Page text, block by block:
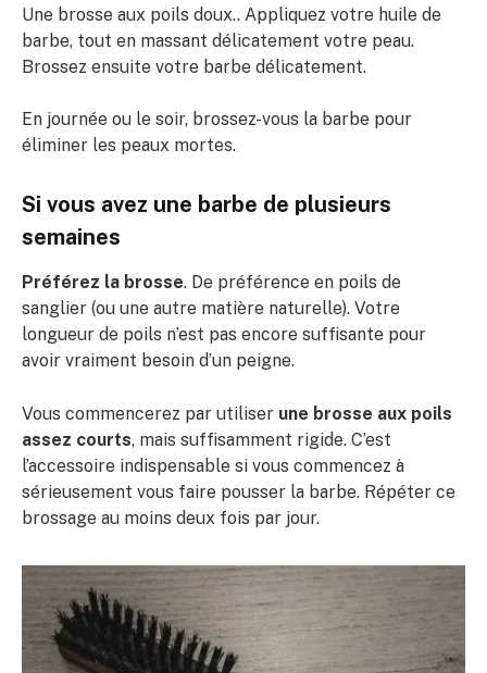
Une brosse aux poils doux.. Appliquez votre huile de
barbe, tout en massant délicatement votre peau.
Brossez ensuite votre barbe délicatement.
En journée ou le soir, brossez-vous la barbe pour
éliminer les peaux mortes.
Si vous avez une barbe de plusieurs
semaines
Préférez la brosse. De préférence en poils de
sanglier (ou une autre matière naturelle). Votre
longueur de poils n’est pas encore suffisante pour
avoir vraiment besoin d’un peigne.
Vous commencerez par utiliser une brosse aux poils
assez courts, mais suffisamment rigide. C’est
l’accessoire indispensable si vous commencez à
sérieusement vous faire pousser la barbe. Répéter ce
brossage au moins deux fois par jour.